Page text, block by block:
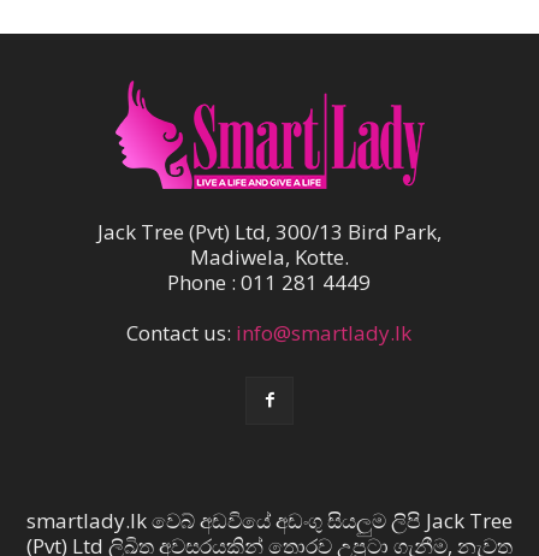
Jack Tree (Pvt) Ltd, 300/13 Bird Park,
Madiwela, Kotte.
Phone : 011 281 4449
Contact us: info@smartlady.lk
smartlady.lk වෙබ් අඩවියේ අඩංගු සියලුම ලිපි Jack Tree
(Pvt) Ltd ලිඛිත අවසරයකින් තොරව උපුටා ගැනීම, නැවත